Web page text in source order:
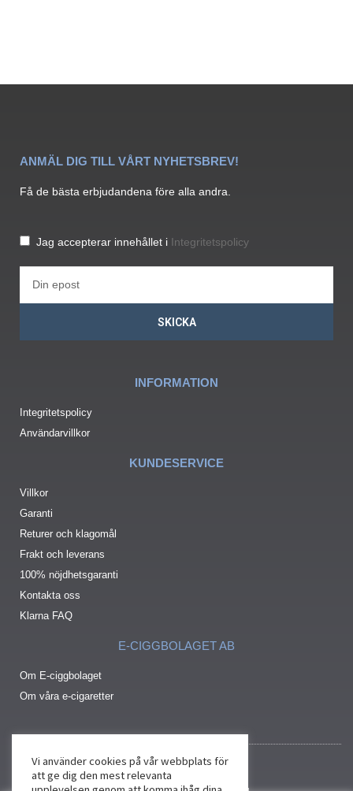
ANMÄL DIG TILL VÅRT NYHETSBREV!
Få de bästa erbjudandena före alla andra.
Jag accepterar innehållet i Integritetspolicy
SKICKA
INFORMATION
Integritetspolicy
Användarvillkor
KUNDESERVICE
Villkor
Garanti
Returer och klagomål
Frakt och leverans
100% nöjdhetsgaranti
Kontakta oss
Klarna FAQ
E-CIGGBOLAGET AB
Om E-ciggbolaget
Om våra e-cigaretter
Vi använder cookies på vår webbplats för
att ge dig den mest relevanta